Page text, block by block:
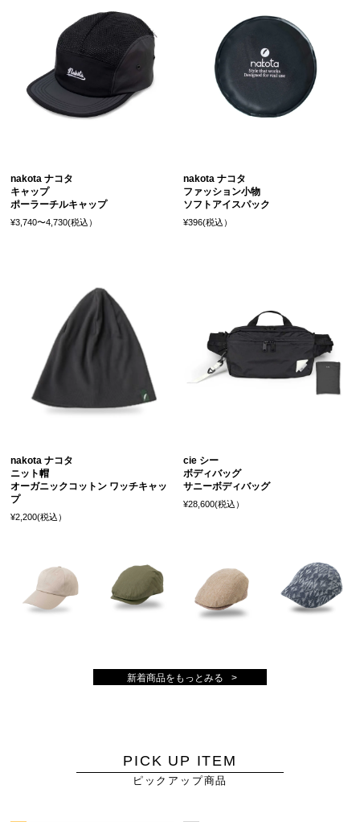
nakota ナコタ
キャップ
ポーラーチルキャップ
¥3,740〜4,730(税込）
nakota ナコタ
ファッション小物
ソフトアイスパック
¥396(税込）
nakota ナコタ
ニット帽
オーガニックコットン ワッチキャッ
プ
¥2,200(税込）
cie シー
ボディバッグ
サニーボディバッグ
¥28,600(税込）
新着商品をもっとみる
PICK UP ITEM
ピックアップ商品